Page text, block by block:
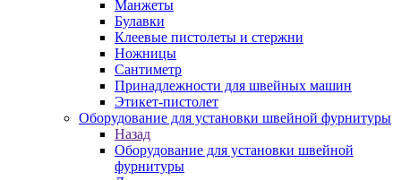
Манжеты
Булавки
Клеевые пистолеты и стержни
Ножницы
Сантиметр
Принадлежности для швейных машин
Этикет-пистолет
Оборудование для установки швейной фурнитуры
Назад
Оборудование для установки швейной
фурнитуры